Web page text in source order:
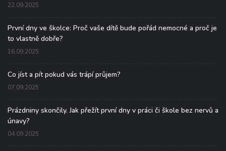
22.09.2025
První dny ve školce: Proč vaše dítě bude pořád nemocné a proč je
to vlastně dobře?
16.09.2025
Co jíst a pít pokud vás trápí průjem?
07.09.2025
Prázdniny skončily. Jak přežít první dny v práci či škole bez nervů a
únavy?
04.09.2025